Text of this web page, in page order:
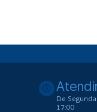
De
17:00